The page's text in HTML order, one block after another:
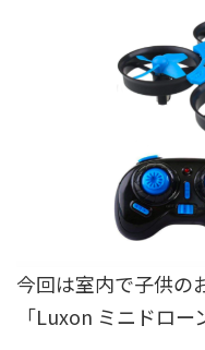
今回は室内で子供の
「Luxon ミニドロー